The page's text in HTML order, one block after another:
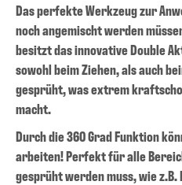
Das perfekte Werkzeug zur
noch angemischt werden
besitzt das innovative Double
sowohl beim Ziehen, als auch
gesprüht, was extrem
macht.
Durch die 360 Grad Funktion
arbeiten! Perfekt für alle
gesprüht werden muss, wie